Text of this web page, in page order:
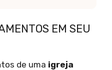
EM SEU
de uma igreja